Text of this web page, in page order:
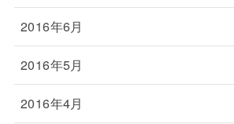
2016年6月
2016年5月
2016年4月